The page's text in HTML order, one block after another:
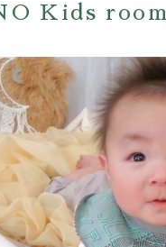
Kids room